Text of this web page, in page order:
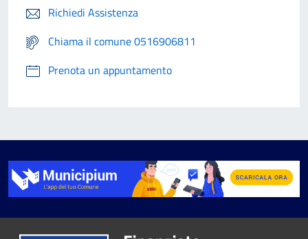
Richiedi Assistenza
Chiama il comune 0516906811
Prenota un appuntamento